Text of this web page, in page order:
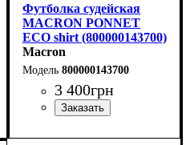
Футболка судейская
MACRON PONNET
ECO shirt (800000143700)
Macron
800000143700
3 400грн